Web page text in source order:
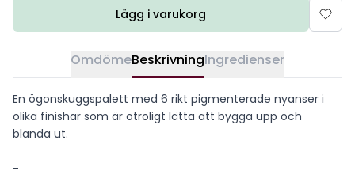
Lägg i varukorg
OmdömeBeskrivningIngredienser
En ögonskuggspalett med 6 rikt pigmenterade nyanser i
olika finishar som är otroligt lätta att bygga upp och
blanda ut.
-